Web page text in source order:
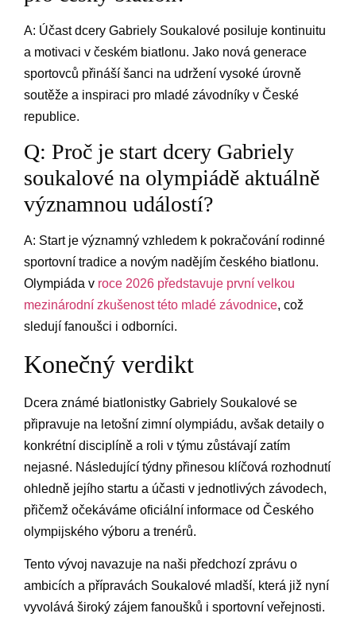
A: Účast dcery Gabriely Soukalové posiluje kontinuitu
a motivaci v českém biatlonu. Jako nová generace
sportovců přináší šanci na udržení vysoké úrovně
soutěže a inspiraci pro mladé závodníky v České
republice.
Q: Proč je start dcery Gabriely
soukalové na olympiádě aktuálně
významnou událostí?
A: Start je významný vzhledem k pokračování rodinné
sportovní tradice a novým nadějím českého biatlonu.
Olympiáda v roce 2026 představuje první velkou
mezinárodní zkušenost této mladé závodnice, což
sledují fanoušci i odborníci.
Konečný verdikt
Dcera známé biatlonistky Gabriely Soukalové se
připravuje na letošní zimní olympiádu, avšak detaily o
konkrétní disciplíně a roli v týmu zůstávají zatím
nejasné. Následující týdny přinesou klíčová rozhodnutí
ohledně jejího startu a účasti v jednotlivých závodech,
přičemž očekáváme oficiální informace od Českého
olympijského výboru a trenérů.
Tento vývoj navazuje na naši předchozí zprávu o
ambicích a přípravách Soukalové mladší, která již nyní
vyvolává široký zájem fanoušků i sportovní veřejnosti.